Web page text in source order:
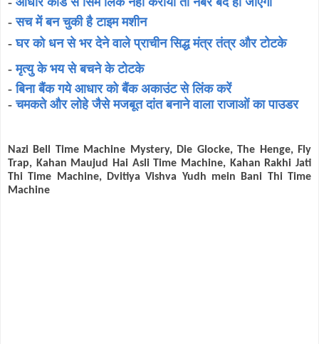
-सच में बन चुकी है टाइम मशीन
-घर को धन से भर देने वाले प्राचीन सिद्ध मंत्र तंत्र और टोटके
-मृत्यु के भय से बचने के टोटके
-बिना बैंक गये आधार को बैंक अकाउंट से लिंक करें
-चमकते और लोहे जैसे मजबूत दांत बनाने वाला राजाओं का पाउडर
Nazi Bell Time Machine Mystery, Die Glocke, The Henge, Fly
Trap, Kahan Maujud Hai Asli Time Machine, Kahan Rakhi Jati
Thi Time Machine, Dvitiya Vishva Yudh mein Bani Thi Time
Machine